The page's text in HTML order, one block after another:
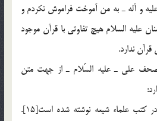
و آله ـ به من آموخت فراموش نكردم و
عليه السلام هيچ تفاوتي با قرآن موجود
ندارد.
علي ـ عليه السّلام ـ از جهت متن
1. تمام ادله عدم تحريف كه در كتب علماء شيعه نوشته شده است[15].